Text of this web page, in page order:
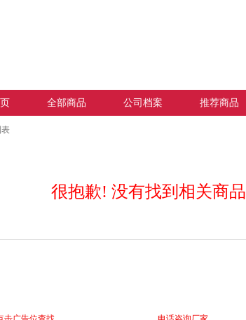
全部商品 公司档案 推荐商品
很抱歉! 没有找到相关商品